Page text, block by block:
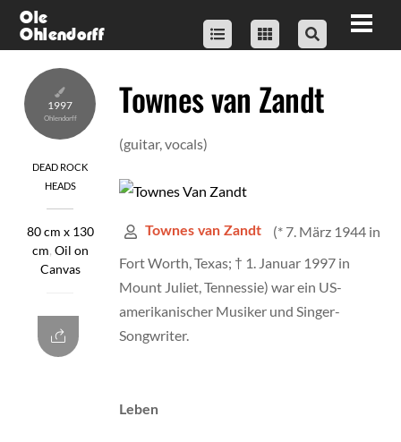
SkipOle
Ohlendorff
1997
DEAD ROCK
HEADS
80 cm x 130
cm, Oil on
Canvas
Townes van Zandt
(guitar, vocals)
Townes van Zandt
(* 7. März 1944 in
Fort Worth, Texas; † 1. Januar 1997 in
Mount Juliet, Tennessie) war ein US-
amerikanischer Musiker und Singer-
Songwriter.
Leben